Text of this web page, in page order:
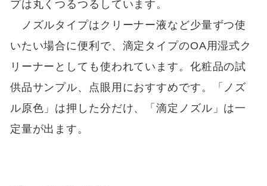
プは丸くつるつるしています。
ノズルタイプはクリーナー液など少量ずつ使
いたい場合に便利で、滴定タイプのOA用湿式ク
リーナーとしても使われています。化粧品の試
供品サンプル、点眼用におすすめです。「ノズ
ル原色」は押した分だけ、「滴定ノズル」は一
定量が出ます。